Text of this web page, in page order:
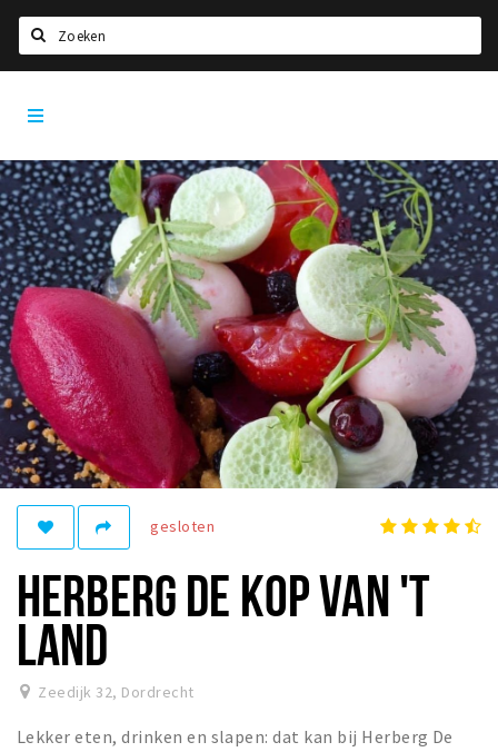
Home
Agenda
Bioscoopagenda
Deals
Nieuws
Leuke tips & trends
Interviews
Eten
Drinken
Slapen
Recreatief
Winkelgebieden
Parkeren
Bezienswaardigheden
Musea, theaters & podia
gesloten
HERBERG DE KOP VAN 'T
LAND
Zeedijk 32, Dordrecht
Lekker eten, drinken en slapen: dat kan bij Herberg De